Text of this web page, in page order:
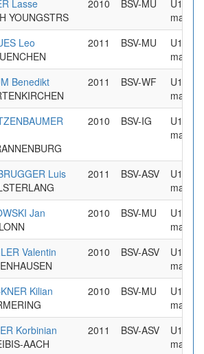
Lasse
YOUNGSTRS
2010 BSV-MU
U16
Leo
2011 BSV-MU
U16
Benedikt
2011 BSV-WF
U16
2010 BSV-IG
U16
Luis
2011 BSV-ASV
U16
Jan
2010 BSV-MU
U16
Valentin
2010 BSV-ASV
U16
Kilian
2010 BSV-MU
U16
Korbinian
AACH
2011 BSV-ASV
U16